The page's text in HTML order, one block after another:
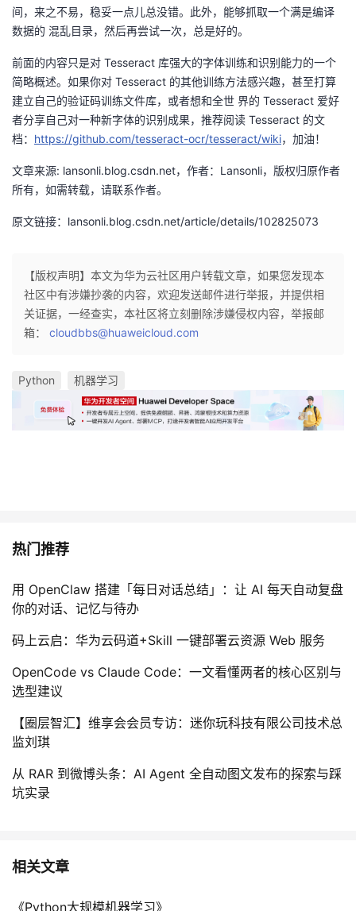
间，来之不易，稳妥一点儿总没错。此外，能够抓取一个满是编译
数据的 混乱目录，然后再尝试一次，总是好的。
前面的内容只是对 Tesseract 库强大的字体训练和识别能力的一个
简略概述。如果你对 Tesseract 的其他训练方法感兴趣，甚至打算
建立自己的验证码训练文件库，或者想和全世 界的 Tesseract 爱好
者分享自己对一种新字体的识别成果，推荐阅读 Tesseract 的文
档： https://github.com/tesseract-ocr/tesseract/wiki，加油！
文章来源: lansonli.blog.csdn.net，作者：Lansonli，版权归原作者
所有，如需转载，请联系作者。
原文链接：lansonli.blog.csdn.net/article/details/102825073
【版权声明】本文为华为云社区用户转载文章，如果您发现本
社区中有涉嫌抄袭的内容，欢迎发送邮件进行举报，并提供相
关证据，一经查实，本社区将立刻删除涉嫌侵权内容，举报邮
箱： cloudbbs@huaweicloud.com
Python 机器学习
热门推荐
用 OpenClaw 搭建「每日对话总结」：让 AI 每天自动复盘
你的对话、记忆与待办
码上云启：华为云码道+Skill 一键部署云资源 Web 服务
OpenCode vs Claude Code：一文看懂两者的核心区别与
选型建议
【圈层智汇】维享会会员专访：迷你玩科技有限公司技术总
监刘琪
从 RAR 到微博头条：AI Agent 全自动图文发布的探索与踩
坑实录
相关文章
《Python大规模机器学习》